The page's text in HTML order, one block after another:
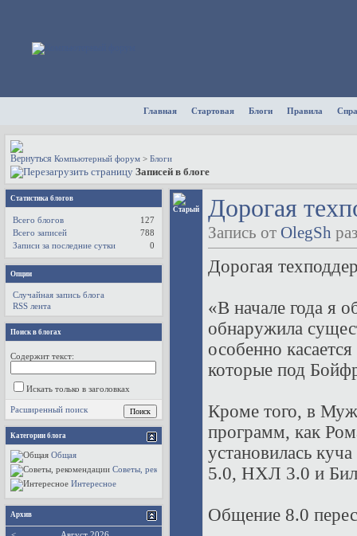
Главная Стартовая Блоги Правила
Компьютерный форум > Блоги
Записей в блоге
Дорогая
Запись от OlegSh
Дорогая
«В начале года я
обнаружила
особенно
которые под
Кроме того, в Муж
программ, как
установилась
5.0, НХЛ 3.0 и
Общение 8.0
Статистика блогов
Всего блогов
127
Всего записей
788
Записи за последние сутки
0
Опции
Случайная запись блога
RSS лента
Поиск в блогах
Содержит текст:
Искать только в заголовках
Расширенный поиск
Категории блога
Общая
Советы, рекомендации
Интересное
Архив